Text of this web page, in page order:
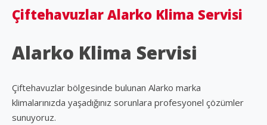
Çiftehavuzlar Alarko Klima Servisi
Alarko Klima Servisi
Çiftehavuzlar bölgesinde bulunan Alarko marka
klimalarınızda yaşadığınız sorunlara profesyonel çözümler
sunuyoruz.